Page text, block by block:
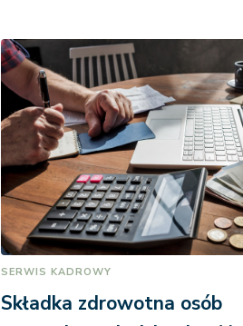
SERWIS KADROWY
Składka zdrowotna osób